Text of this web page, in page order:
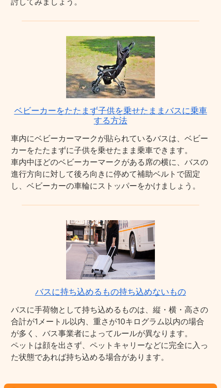
ベビーカーをたたまず子供を乗せたままバスに乗車
する方法
車内にベビーカーマークが貼られているバスは、ベビー
カーをたたまずに子供を乗せたまま乗車できます。
車内中ほどのベビーカーマークがある席の横に、バスの
進行方向に対して後ろ向きに停めて補助ベルトで固定
し、ベビーカーの車輪にストッパーをかけましょう。
バスに持ち込めるもの持ち込めないもの
バスに手荷物として持ち込めるものは、縦・横・高さの
合計が1メートル以内、重さが10キログラム以内の場合
が多く、バス事業者によってルールが異なります。
ペットは顔を出さず、ペットキャリーなどに完全に入っ
た状態であれば持ち込める場合があります。